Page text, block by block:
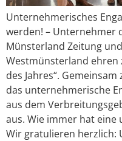
Unternehmerisches
werden! – Unternehmer
Münsterland Zeitung
Westmünsterland ehren
des Jahres“.
das unternehmerische
aus dem
aus. Wie immer hat eine
Wir gratulieren herzlich: